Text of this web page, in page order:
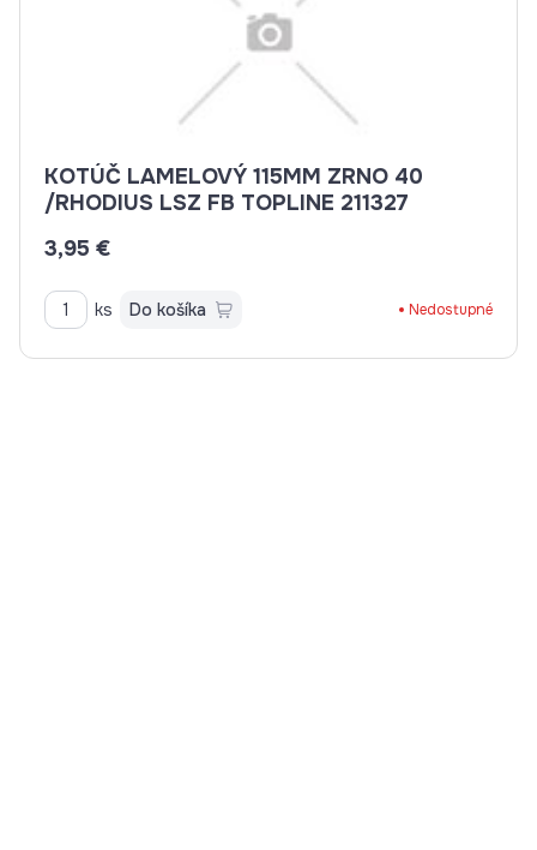
KOTÚČ LAMELOVÝ 115MM ZRNO 40
/RHODIUS LSZ FB TOPLINE 211327
3,95 €
ks Do košíka Nedostupné